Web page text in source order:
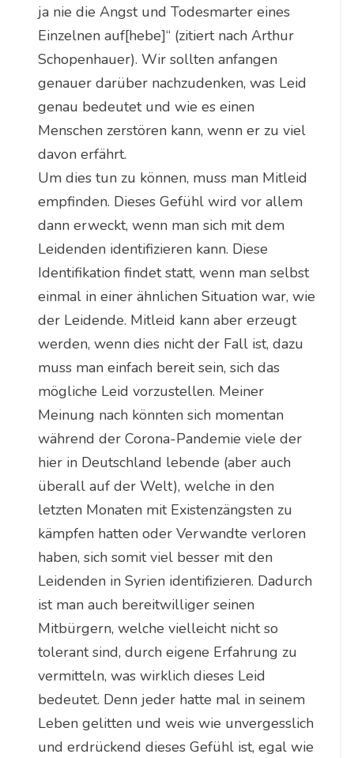
ja nie die Angst und Todesmarter eines
Einzelnen auf[hebe]“ (zitiert nach Arthur
Schopenhauer). Wir sollten anfangen
genauer darüber nachzudenken, was Leid
genau bedeutet und wie es einen
Menschen zerstören kann, wenn er zu viel
davon erfährt.
Um dies tun zu können, muss man Mitleid
empfinden. Dieses Gefühl wird vor allem
dann erweckt, wenn man sich mit dem
Leidenden identifizieren kann. Diese
Identifikation findet statt, wenn man selbst
einmal in einer ähnlichen Situation war, wie
der Leidende. Mitleid kann aber erzeugt
werden, wenn dies nicht der Fall ist, dazu
muss man einfach bereit sein, sich das
mögliche Leid vorzustellen. Meiner
Meinung nach könnten sich momentan
während der Corona-Pandemie viele der
hier in Deutschland lebende (aber auch
überall auf der Welt), welche in den
letzten Monaten mit Existenzängsten zu
kämpfen hatten oder Verwandte verloren
haben, sich somit viel besser mit den
Leidenden in Syrien identifizieren. Dadurch
ist man auch bereitwilliger seinen
Mitbürgern, welche vielleicht nicht so
tolerant sind, durch eigene Erfahrung zu
vermitteln, was wirklich dieses Leid
bedeutet. Denn jeder hatte mal in seinem
Leben gelitten und weis wie unvergesslich
und erdrückend dieses Gefühl ist, egal wie